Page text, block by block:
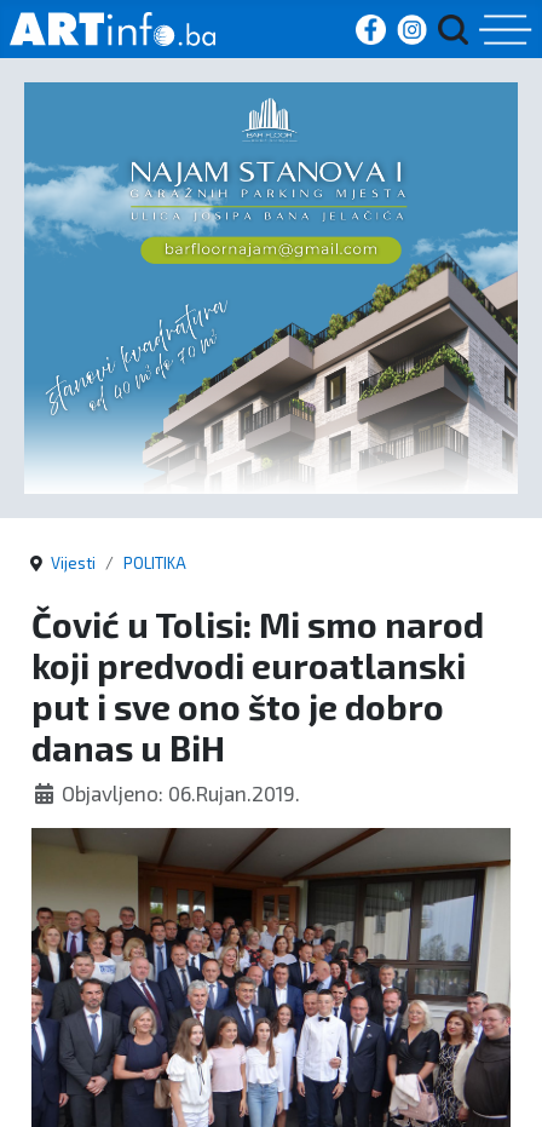
Vijesti
Sport
Crna
kronika
Politika
Vijesti POLITIKA
Čović u Tolisi: Mi smo narod
koji predvodi euroatlanski
put i sve ono što je dobro
danas u BiH
Objavljeno: 06.Rujan.2019.